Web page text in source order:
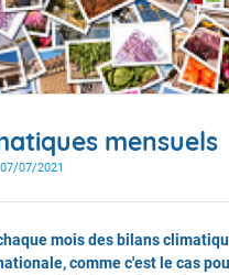
de l'année
mensuels
07/07/2021
mois des bilans
comme c'est le cas